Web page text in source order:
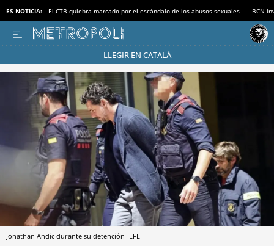
ES NOTICIA: El CTB quiebra marcado por el escándalo de los abusos sexuales BCN
LLEGIR EN CATALÀ
Pásate al MODO AHORRO
Jonathan Andic durante su detención EFE